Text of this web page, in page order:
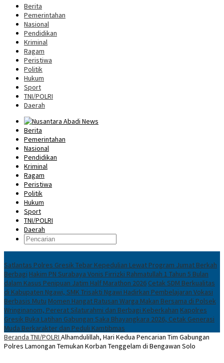
Berita
Pemerintahan
Nasional
Pendidikan
Kriminal
Ragam
Peristiwa
Politik
Hukum
Sport
TNI/POLRI
Daerah
Berita
Pemerintahan
Nasional
Pendidikan
Kriminal
Ragam
Peristiwa
Politik
Hukum
Sport
TNI/POLRI
Daerah
Satlantas Polres Gresik Tebar Kepedulian Lewat Program Jumat Berkah
Berbagi Hakim PN Surabaya Vonis Firrizki Rahmatullah 1 Tahun 5 Bulan
dalam Kasus Penipuan Jatim Half Marathon 2026 Cetak SDM Berkualitas
di Kabupaten Ngawi, SMK Trisakti Ngawi Hadirkan Pembelajaran Vokasi
Berbasis Mutu Momen Hangat Ratusan Warga Makan Bersama di Polsek
Wringinanom, Pererat Silaturahmi dan Berbagi Keberkahan Kapolres
Gresik Buka Latihan Gabungan Saka Bhayangkara 2026, Cetak Generasi
Muda Berkarakter dan Peduli Kamtibmas
Beranda TNI/POLRI Alhamdulillah, Hari Kedua Pencarian Tim Gabungan
Polres Lamongan Temukan Korban Tenggelam di Bengawan Solo